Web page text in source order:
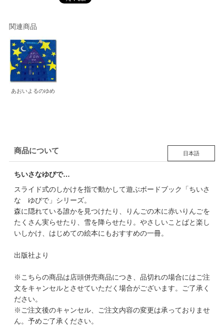
関連商品
あおいよるのゆめ
商品について 日本語
ちいさなゆびで…
スライド式のしかけを指で動かして遊ぶボードブック「ちいさ
な ゆびで」シリーズ。
森に隠れている誰かを見つけたり、りんごの木に赤いりんごを
たくさん実らせたり、雪を降らせたり。やさしいことばと楽し
いしかけ、はじめての絵本にもおすすめの一冊。
出版社より
※こちらの商品は店頭併売商品につき、品切れの場合にはご注
文をキャンセルとさせていただく場合がございます。ご了承く
ださい。
※ご注文後のキャンセル、ご注文内容の変更は承っておりませ
ん。予めご了承ください。